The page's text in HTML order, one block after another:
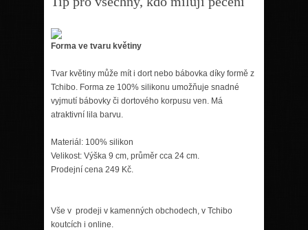
Forma ve tvaru květiny
Tvar květiny může mít i dort nebo bábovka díky formě z
Tchibo. Forma ze 100% silikonu umožňuje snadné
vyjmutí bábovky či dortového korpusu ven. Má
atraktivní lila barvu.
Materiál: 100% silikon
Velikost: Výška 9 cm, průměr cca 24 cm.
Prodejní cena 249 Kč.
Vše v prodeji v kamenných obchodech, v Tchibo
koutcích i online.